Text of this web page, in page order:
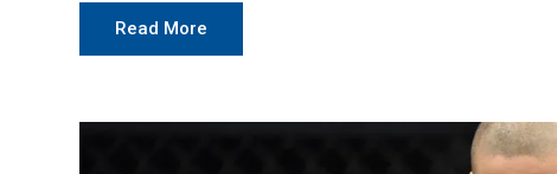
Read More